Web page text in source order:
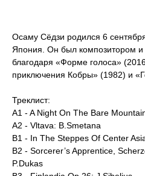
Осаму Сёдзи родился 6
Япония. Он был композитором и
благодаря «Форме голоса»
приключения Кобры» (1982) и
Треклист:
A1 - A Night On The Bare
A2 - Vltava: B.Smetana
B1 - In The Steppes Of Center
B2 - Sorcerer’s Apprentice,
P.Dukas